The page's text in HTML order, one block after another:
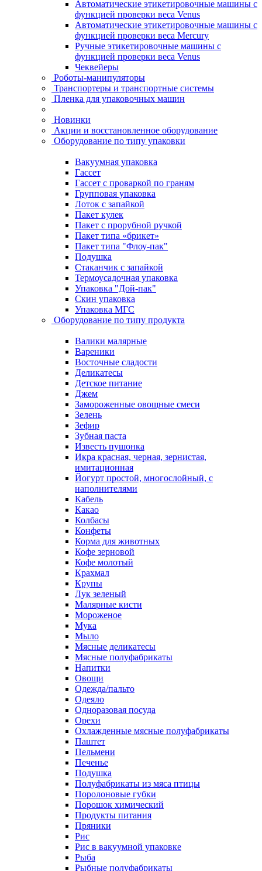
Автоматические этикетировочные машины с
функцией проверки веса Venus
Автоматические этикетировочные машины с
функцией проверки веса Mercury
Ручные этикетировочные машины с
функцией проверки веса Venus
Чеквейеры
Роботы-манипуляторы
Транспортеры и транспортные системы
Пленка для упаковочных машин
Новинки
Акции и восстановленное оборудование
Оборудование по типу упаковки
Вакуумная упаковка
Гассет
Гассет с проваркой по граням
Групповая упаковка
Лоток с запайкой
Пакет кулек
Пакет с прорубной ручкой
Пакет типа «брикет»
Пакет типа "Флоу-пак"
Подушка
Стаканчик с запайкой
Термоусадочная упаковка
Упаковка "Дой-пак"
Скин упаковка
Упаковка МГС
Оборудование по типу продукта
Валики малярные
Вареники
Восточные сладости
Деликатесы
Детское питание
Джем
Замороженные овощные смеси
Зелень
Зефир
Зубная паста
Известь пушонка
Икра красная, черная, зернистая,
имитационная
Йогурт простой, многослойный, с
наполнителями
Кабель
Какао
Колбасы
Конфеты
Корма для животных
Кофе зерновой
Кофе молотый
Крахмал
Крупы
Лук зеленый
Малярные кисти
Мороженое
Мука
Мыло
Мясные деликатесы
Мясные полуфабрикаты
Напитки
Овощи
Одежда/пальто
Одеяло
Одноразовая посуда
Орехи
Охлажденные мясные полуфабрикаты
Паштет
Пельмени
Печенье
Подушка
Полуфабрикаты из мяса птицы
Поролоновые губки
Порошок химический
Продукты питания
Пряники
Рис
Рис в вакуумной упаковке
Рыба
Рыбные полуфабрикаты